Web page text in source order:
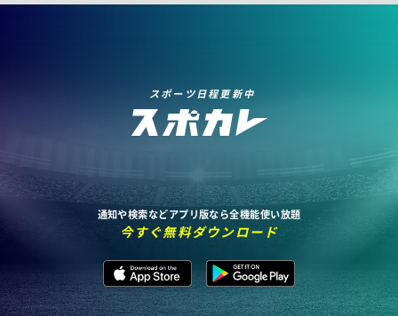
スポーツ日程更新中
通知や検索などアプリ版なら全機能使い放題
今すぐ無料ダウンロード